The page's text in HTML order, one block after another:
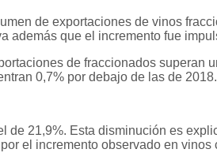
de exportaciones de vinos
además que el incremento fue
de fraccionados
0,7% por debajo de las de 2018.
de 21,9%. Esta disminución es
el incremento observado en vinos